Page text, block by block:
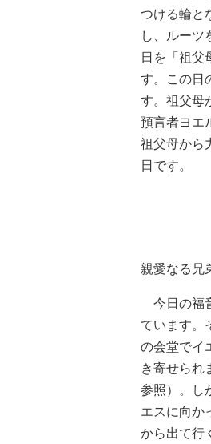
つける輪と
し、ルーツ
日を「祖父
す。この日
す。祖父母
預言者ヨエ
祖父母から
日です。
親愛なる兄
今日の福
ています。
の会堂でイ
き寄せられ
参照）。し
エスに向か
から出て行